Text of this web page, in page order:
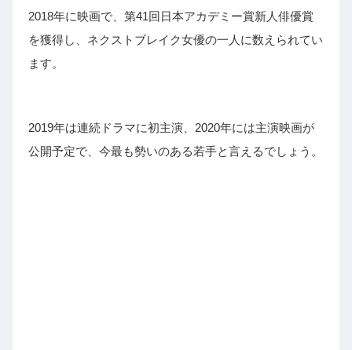
2018年に映画で、第41回日本アカデミー賞新人俳優賞
を獲得し、ネクストブレイク女優の一人に数えられてい
ます。
2019年は連続ドラマに初主演、2020年には主演映画が
公開予定で、今最も勢いのある若手と言えるでしょう。